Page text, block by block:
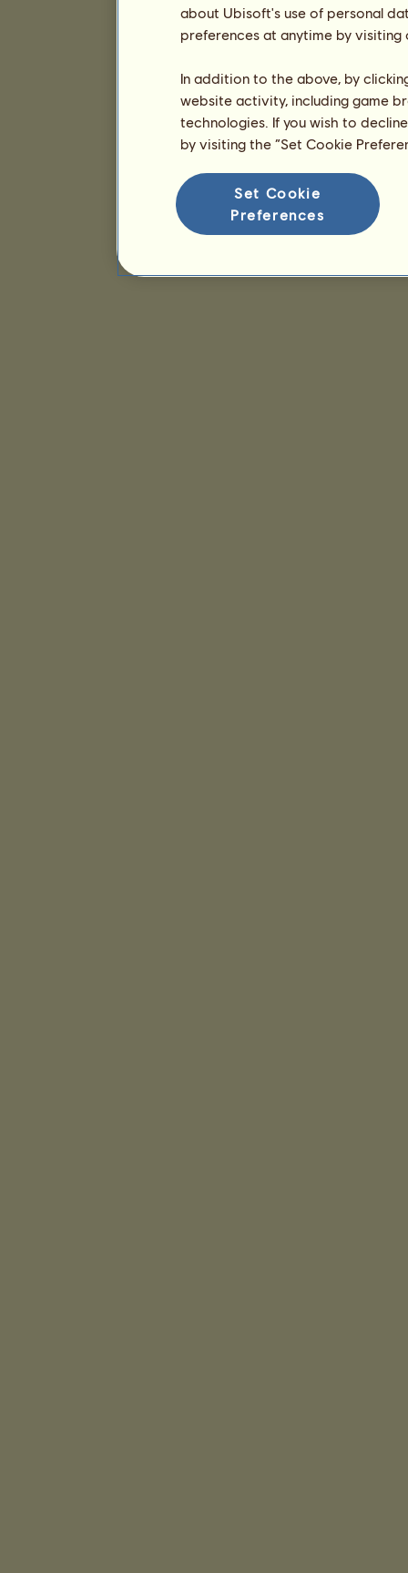
about Ubisoft's use of personal
preferences at anytime by
In addition to the above, by
website activity, including game
technologies. If you wish to
by visiting the “Set Cookie
Set Cookie
Preferences